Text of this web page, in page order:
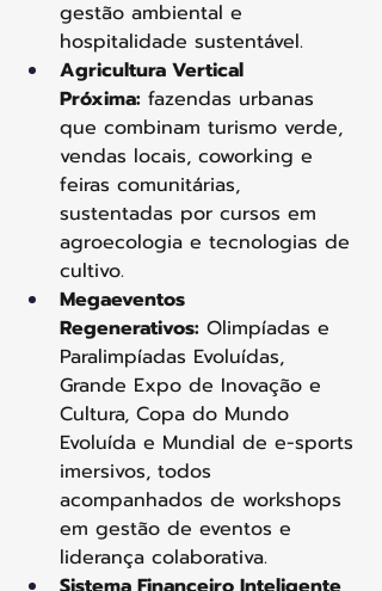
gestão ambiental e
hospitalidade sustentável.
Agricultura Vertical
Próxima: fazendas urbanas
que combinam turismo verde,
vendas locais, coworking e
feiras comunitárias,
sustentadas por cursos em
agroecologia e tecnologias de
cultivo.
Megaeventos
Regenerativos: Olimpíadas e
Paralimpíadas Evoluídas,
Grande Expo de Inovação e
Cultura, Copa do Mundo
Evoluída e Mundial de e-sports
imersivos, todos
acompanhados de workshops
em gestão de eventos e
liderança colaborativa.